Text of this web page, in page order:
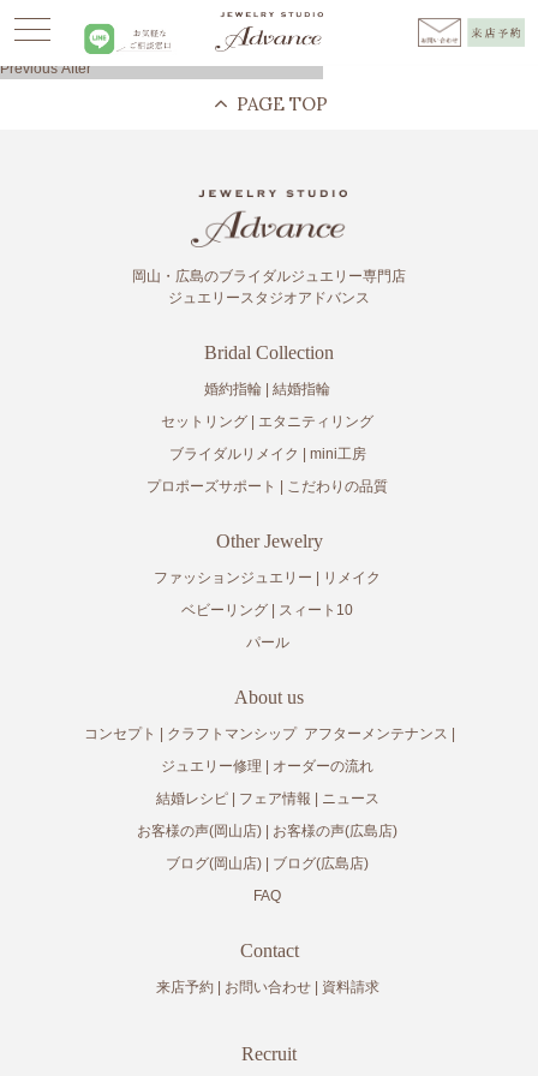
>お客様の声> リメイク>After> お客様の声(new)
投
PreviousPrevious
After
岡山・広島のブライダルジュエリー専門店
ジュエリースタジオアドバンス
Bridal Collection
婚約指輪
結婚指輪
セットリング
エタニティリング
ブライダルリメイク
mini工房
プロポーズサポート
こだわりの品質
Other Jewelry
ファッションジュエリー
リメイク
ベビーリング
スィート10
パール
About us
コンセプト クラフトマンシップ アフターメンテナンス
ジュエリー修理
オーダーの流れ
結婚レシピ
フェア情報
ニュース
お客様の声(岡山店)
お客様の声(広島店)
ブログ(岡山店)
ブログ(広島店)
FAQ
Contact
来店予約 お問い合わせ 資料請求
Recruit